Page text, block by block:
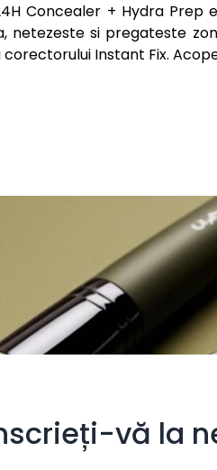
Concealer + Hydra Prep
netezeste si pregateste
Instant Fix.
vă la